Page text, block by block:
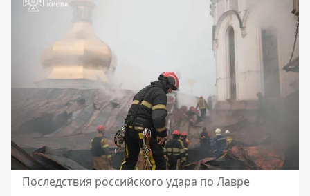
Последствия российского удара по Лавре